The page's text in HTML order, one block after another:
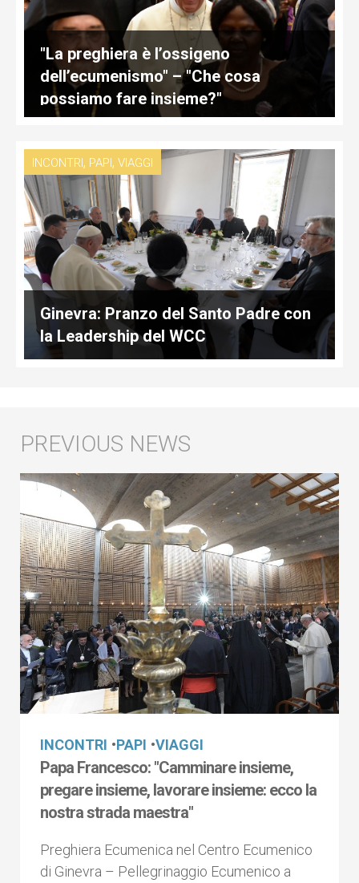
"La preghiera è l’ossigeno
dell’ecumenismo" – "Che cosa
possiamo fare insieme?"
INCONTRI, PAPI, VIAGGI
Ginevra: Pranzo del Santo Padre con
la Leadership del WCC
INCONTRI •PAPI •VIAGGI
Papa Francesco: "Camminare insieme,
pregare insieme, lavorare insieme: ecco la
nostra strada maestra"
Preghiera Ecumenica nel Centro Ecumenico
di Ginevra – Pellegrinaggio Ecumenico a